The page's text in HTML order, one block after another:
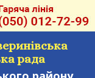
рада